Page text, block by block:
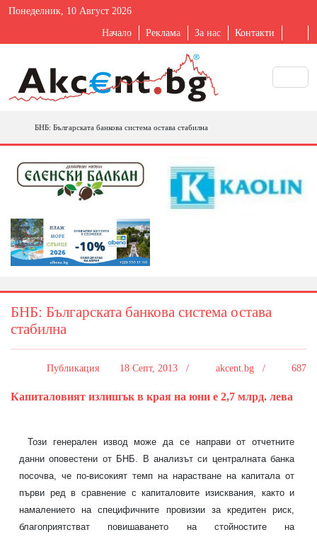
Понеделник, 10 Август 2026
Начало Реклама За нас Контакти
БНБ: Българската банкова система остава стабилна
БНБ: Българската банкова система остава
стабилна
Публикация 18 Септ, 2013 / akcent.bg / 687
Капиталовият излишък в края на юни е 2,7 млрд. лева
Този генерален извод може да се направи от отчетните
данни оповестени от БНБ. В анализът си централната банка
посочва, че по-високият темп на нарастване на капитала от
първи ред в сравнение с капиталовите изисквания, както и
намалението на специфичните провизии за кредитен риск,
благоприятстват повишаването на стойностите на